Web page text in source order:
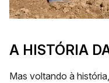
A HISTÓRIA
Mas voltando à